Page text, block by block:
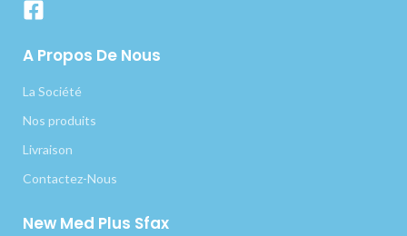
A Propos De Nous
La Société
Nos produits
Livraison
Contactez-Nous
New Med Plus Sfax